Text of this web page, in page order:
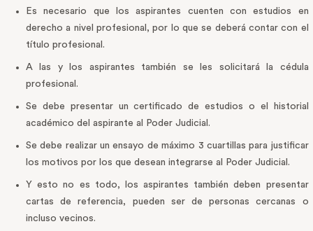
Es necesario que los aspirantes cuenten con estudios en
derecho a nivel profesional, por lo que se deberá contar con el
título profesional.
A las y los aspirantes también se les solicitará la cédula
profesional.
Se debe presentar un certificado de estudios o el historial
académico del aspirante al Poder Judicial.
Se debe realizar un ensayo de máximo 3 cuartillas para justificar
los motivos por los que desean integrarse al Poder Judicial.
Y esto no es todo, los aspirantes también deben presentar
cartas de referencia, pueden ser de personas cercanas o
incluso vecinos.